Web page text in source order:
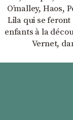
Oʼmalley, Haos,
Lila qui se feront
enfants à la
Vernet,